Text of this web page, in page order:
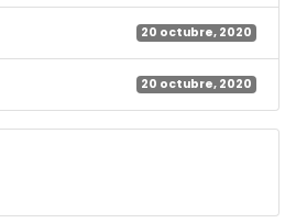
20 octubre, 2020
20 octubre, 2020